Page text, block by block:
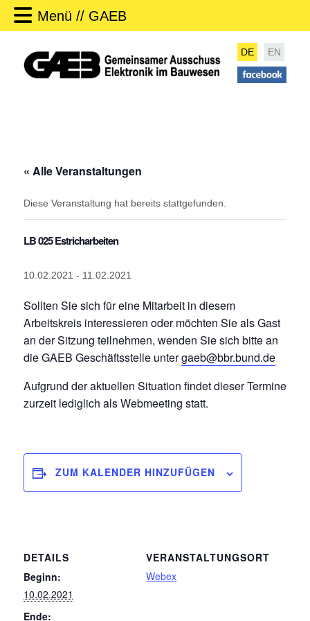
Menü // GAEB
DE EN
« Alle Veranstaltungen
Diese Veranstaltung hat bereits stattgefunden.
LB 025 Estricharbeiten
10.02.2021 - 11.02.2021
Sollten Sie sich für eine Mitarbeit in diesem
Arbeitskreis interessieren oder möchten Sie als Gast
an der Sitzung teilnehmen, wenden Sie sich bitte an
die GAEB Geschäftsstelle untergaeb@bbr.bund.de
Aufgrund der aktuellen Situation findet dieser Termine
zurzeit lediglich als Webmeeting statt.
ZUM KALENDER HINZUFÜGEN
DETAILS
Beginn:
10.02.2021
Ende:
VERANSTALTUNGSORT
Webex